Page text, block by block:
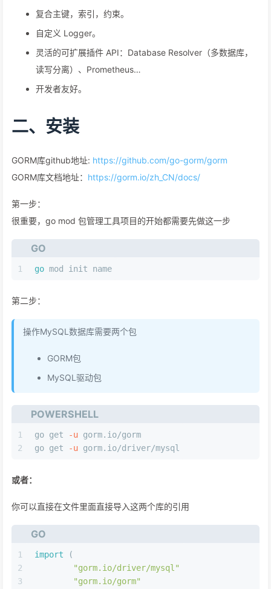
复合主键，索引，约束。
自定义 Logger。
灵活的可扩展插件 API：Database Resolver（多数据库，
读写分离）、Prometheus…
开发者友好。
二、安装
GORM库github地址: https://github.com/go-gorm/gorm
GORM库文档地址： https://gorm.io/zh_CN/docs/
第一步：
很重要，go mod 包管理工具项目的开始都需要先做这一步
GO
1 go mod init name
第二步：
操作MySQL数据库需要两个包
GORM包
MySQL驱动包
POWERSHELL
1
2
go get -u gorm.io/gorm
go get
-u gorm.io/driver/mysql
或者：
你可以直接在文件里面直接导入这两个库的引用
GO
1
2
3
import (
"gorm.io/driver/mysql"
"gorm.io/gorm"